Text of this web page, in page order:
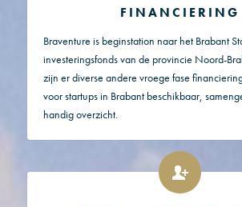
FINANCIERING
Braventure is beginstation naar het Brabant
investeringsfonds van de provincie Noord-
zijn er diverse andere vroege fase
voor startups in Brabant beschikbaar,
handig overzicht.